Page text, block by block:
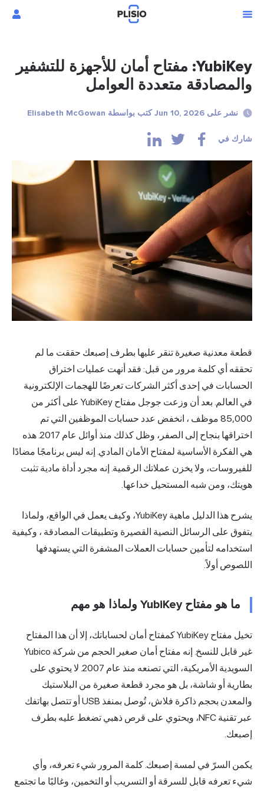
YubiKey: مفتاح أمان للأجهزة للتشفير
والمصادقة متعددة العوامل
نشر على Jun 10, 2026 كتب بواسطة Elisabeth McGowan
شارك في
قطعة معدنية صغيرة تنقر عليها بطرف إصبعك حققت ما لم
تحققه أي كلمة مرور من قبل: فقد أنهت عمليات اختراق
الحسابات في إحدى أكثر الشركات تعرضًا للهجمات الإلكترونية
في العالم. بعد أن وزعت جوجل مفتاح YubiKey على
أكثر من
85,000 موظف
، انخفض عدد حسابات الموظفين التي تم
اختراقها بنجاح إلى الصفر، وظل كذلك منذ أوائل عام 2017. هذه
هي الفكرة الأساسية لمفتاح الأمان المادي. إنه ليس برنامجًا مضادًا
للفيروسات، ولا يخزن عملاتك الرقمية. إنه مجرد أداة مادية تثبت
هويتك، ومن شبه المستحيل خداعها.
يشرح هذا الدليل ماهية YubiKey، وكيف يعمل في الواقع، ولماذا
يتفوق على الرسائل النصية القصيرة وتطبيقات المصادقة ، وكيفية
استخدامه لتأمين حسابات العملات المشفرة التي يستهدفها
اللصوص أولاً.
ما هو مفتاح YubiKey ولماذا هو مهم
تخيل مفتاح YubiKey كمفتاح أمان لحساباتك، إلا أن هذا المفتاح
غير قابل للنسخ. إنه مفتاح أمان صغير الحجم من شركة Yubico
السويدية الأمريكية، التي تصنعه منذ عام 2007. لا يحتوي على
بطارية أو شاشة، بل هو مجرد قطعة صغيرة من البلاستيك
والمعدن بحجم ذاكرة فلاش، تُوصل بمنفذ USB أو تتصل بهاتفك
عبر تقنية NFC، ويحتوي على قرص ذهبي تضغط عليه بطرف
إصبعك.
يكمن السرّ في لمسة إصبعك. كلمة المرور شيء تعرفه، وأي
شيء تعرفه قابل للسرقة أو التسريب أو التخمين، وغالبًا ما تجتمع